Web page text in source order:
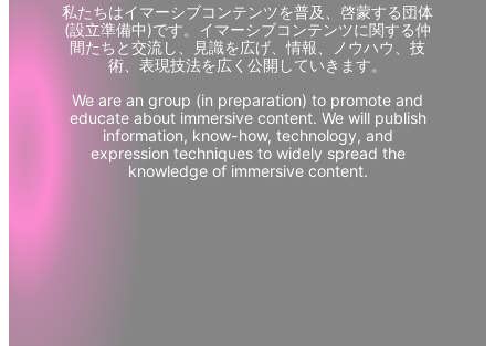
私たちはイマーシブコンテンツを普及、啓蒙する団体
(設立準備中)です。イマーシブコンテンツに関する仲
間たちと交流し、見識を広げ、情報、ノウハウ、技
術、表現技法を広く公開していきます。
We are an group (in preparation) to promote and
educate about immersive content. We will publish
information, know-how, technology, and
expression techniques to widely spread the
knowledge of immersive content.